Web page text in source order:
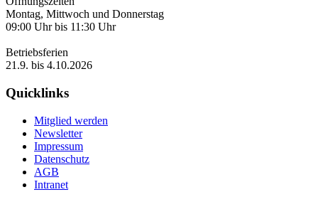
Montag, Mittwoch und Donnerstag
09:00 Uhr bis 11:30 Uhr
Betriebsferien
21.9. bis 4.10.2026
Quicklinks
Mitglied werden
Newsletter
Impressum
Datenschutz
AGB
Intranet